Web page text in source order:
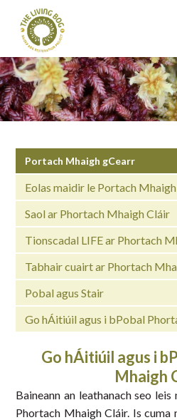
Portach Mhaigh gCearr
Eolas maidir le Portach
Saol ar Phortach Mhaigh Cláir
Tionscadal LIFE ar Phortach
Tabhair cuairt ar Phortach
Pobal agus Stair
Go hÁitiúil agus i bPobal
Go hÁitiúil agus i
Mhaigh
Baineann an leathanach seo
Phortach Mhaigh Cláir. Is